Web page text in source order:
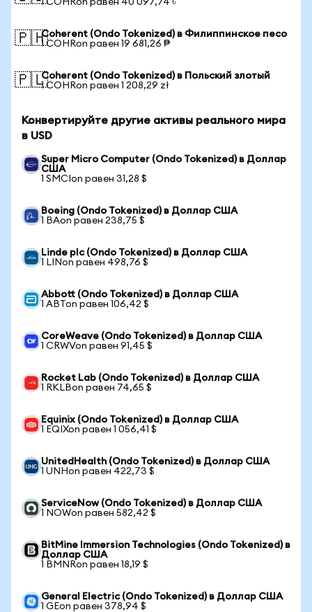
1 COHRon равен 40 097,74 ৳
🇵🇭Coherent (Ondo Tokenized) в Филиппинское песо
1 COHRon равен 19 681,26 ₱
🇵🇱Coherent (Ondo Tokenized) в Польский злотый
1 COHRon равен 1 208,29 zł
Конвертируйте другие активы реального мира
в USD
Super Micro Computer (Ondo Tokenized) в Доллар
США
1 SMCIon равен 31,28 $
Boeing (Ondo Tokenized) в Доллар США
1 BAon равен 238,75 $
Linde plc (Ondo Tokenized) в Доллар США
1 LINon равен 498,76 $
Abbott (Ondo Tokenized) в Доллар США
1 ABTon равен 106,42 $
CoreWeave (Ondo Tokenized) в Доллар США
1 CRWVon равен 91,45 $
Rocket Lab (Ondo Tokenized) в Доллар США
1 RKLBon равен 74,65 $
Equinix (Ondo Tokenized) в Доллар США
1 EQIXon равен 1 056,41 $
UnitedHealth (Ondo Tokenized) в Доллар США
1 UNHon равен 422,73 $
ServiceNow (Ondo Tokenized) в Доллар США
1 NOWon равен 582,42 $
BitMine Immersion Technologies (Ondo Tokenized) в
Доллар США
1 BMNRon равен 18,19 $
General Electric (Ondo Tokenized) в Доллар США
1 GEon равен 378,94 $